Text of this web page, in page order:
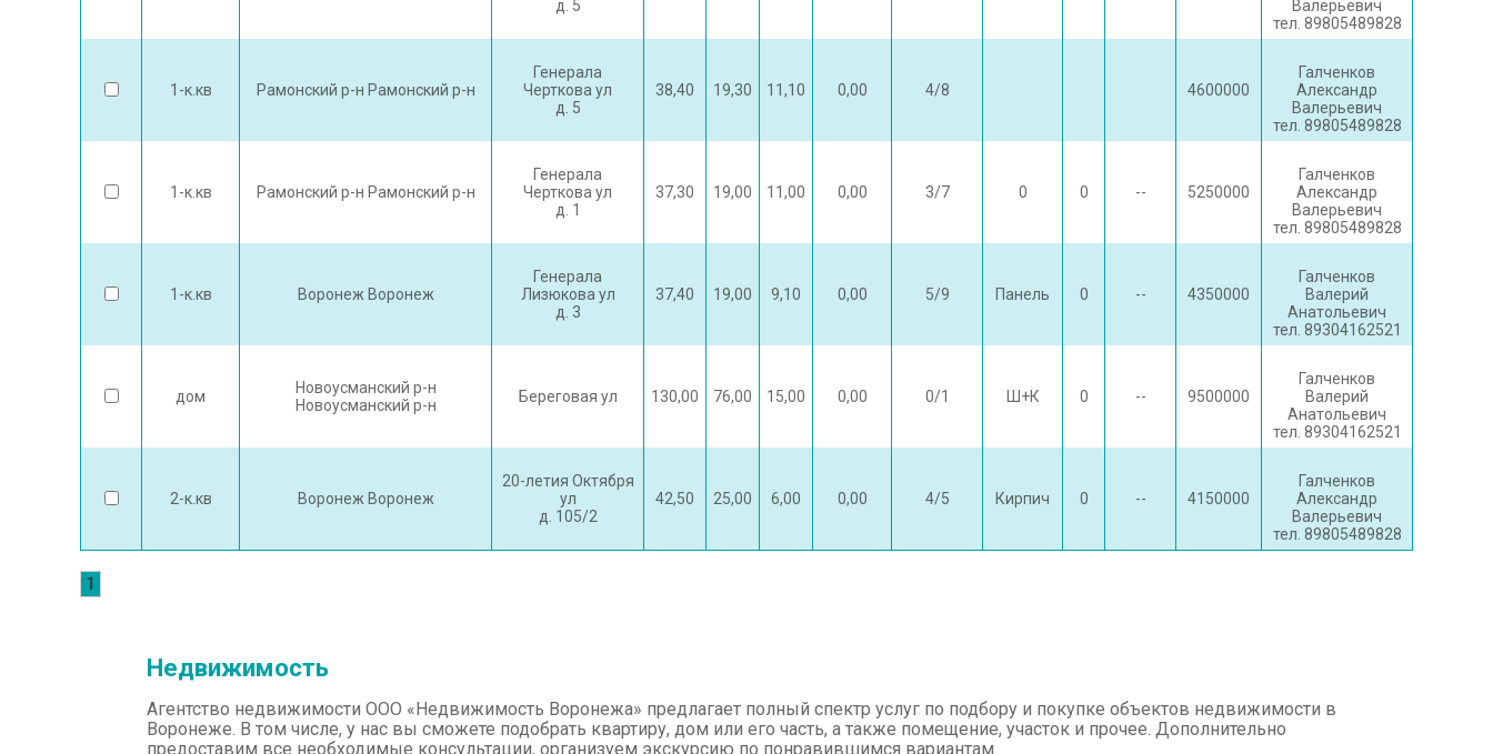
д. 5
Валерьевич
тел. 89805489828
1-к.кв Рамонский р-н Рамонский р-н
Генерала
Черткова ул
д. 5
38,40 19,30 11,10 0,00 4/8 4600000
Галченков
Александр
Валерьевич
тел. 89805489828
1-к.кв Рамонский р-н Рамонский р-н
Генерала
Черткова ул
д. 1
37,30 19,00 11,00 0,00 3/7 0 0 -- 5250000
Галченков
Александр
Валерьевич
тел. 89805489828
1-к.кв Воронеж Воронеж
Генерала
Лизюкова ул
д. 3
37,40 19,00 9,10 0,00 5/9 Панель 0 -- 4350000
Галченков
Валерий
Анатольевич
тел. 89304162521
дом
Новоусманский р-н
Новоусманский р-н
Береговая ул 130,00 76,00 15,00 0,00 0/1 Ш+К 0 -- 9500000
Галченков
Валерий
Анатольевич
тел. 89304162521
2-к.кв Воронеж Воронеж
20-летия Октября
ул
д. 105/2
42,50 25,00 6,00 0,00 4/5 Кирпич 0 -- 4150000
Галченков
Александр
Валерьевич
тел. 89805489828
1
Недвижимость
Агентство недвижимости ООО «Недвижимость Воронежа» предлагает полный спектр услуг по подбору и покупке объектов недвижимости в
Воронеже. В том числе, у нас вы сможете подобрать квартиру, дом или его часть, а также помещение, участок и прочее. Дополнительно
предоставим все необходимые консультации, организуем экскурсию по понравившимся вариантам.